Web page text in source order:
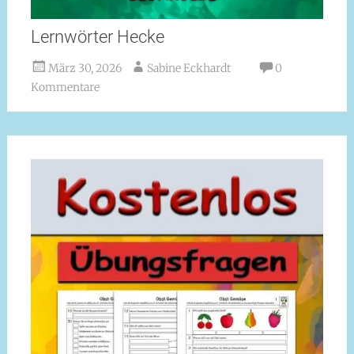
Lernwörter Hecke
März 30, 2026 Sabine Eckhardt
0
Kommentare